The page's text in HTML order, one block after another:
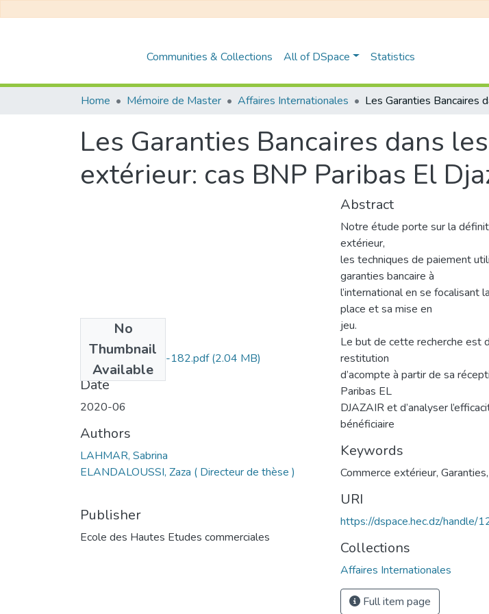
Communities & Collections All of DSpace Statistics
Home Mémoire de Master Affaires Internationales
Les Garanties Bancaires dans
extérieur: cas BNP Paribas El
No
Thumbnail
Available
LAHMAR Sabrina-182.pdf(2.04 MB)
Date
2020-06
Authors
LAHMAR, Sabrina
ELANDALOUSSI, Zaza ( Directeur de thèse )
Publisher
Ecole des Hautes Etudes commerciales
Abstract
Notre étude porte sur la
extérieur,
les techniques de paiement
garanties bancaire à
l’international en se focalisant
place et sa mise en
jeu.
Le but de cette recherche est
restitution
d’acompte à partir de sa
Paribas EL
DJAZAIR et d’analyser
bénéficiaire
Keywords
Commerce extérieur, Garanties,
URI
https://dspace.hec.dz/
Collections
Affaires Internationales
Full item page